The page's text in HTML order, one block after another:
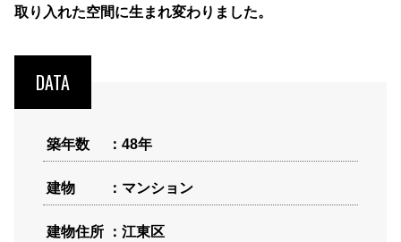
取り入れた空間に生まれ変わりました。
DATA
築年数 48年
建物 マンション
建物住所 江東区